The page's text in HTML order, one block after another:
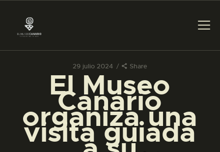
29 julio 2024 Share
El Museo
Canario
organiza una
visita guiada
PREPARAR LA VISITA
ACTIVIDADES
█